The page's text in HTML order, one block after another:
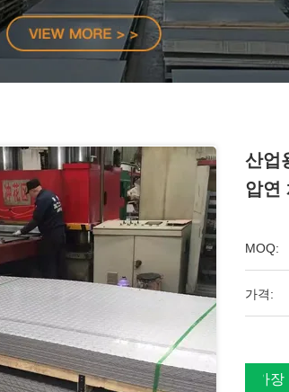
산업
압연
MOQ:
가격:
가